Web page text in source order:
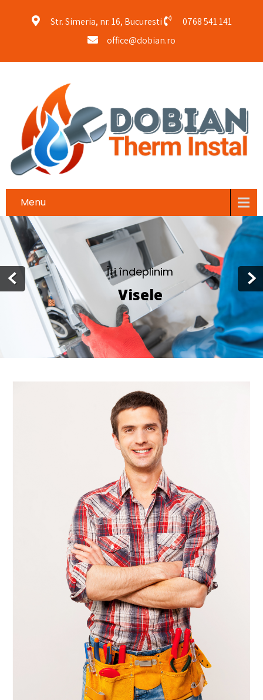
Str. Simeria, nr. 16, Bucuresti
0768 541 141
office@dobian.ro
Menu
Îți îndeplinim
Visele